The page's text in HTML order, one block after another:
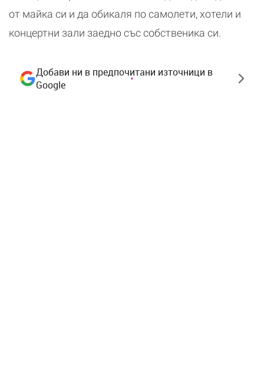
от майка си и да обикаля по самолети, хотели и
концертни зали заедно със собственика си.
Добави ни в предпочитани източници в
Google